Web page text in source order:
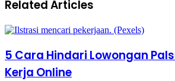
di
Related Articles
5 Cara Hindari Lowongan
Kerja Online